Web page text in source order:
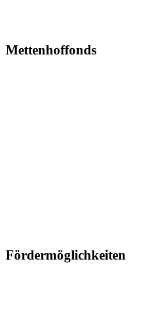
Mettenhoffonds
Fördermöglichkeiten